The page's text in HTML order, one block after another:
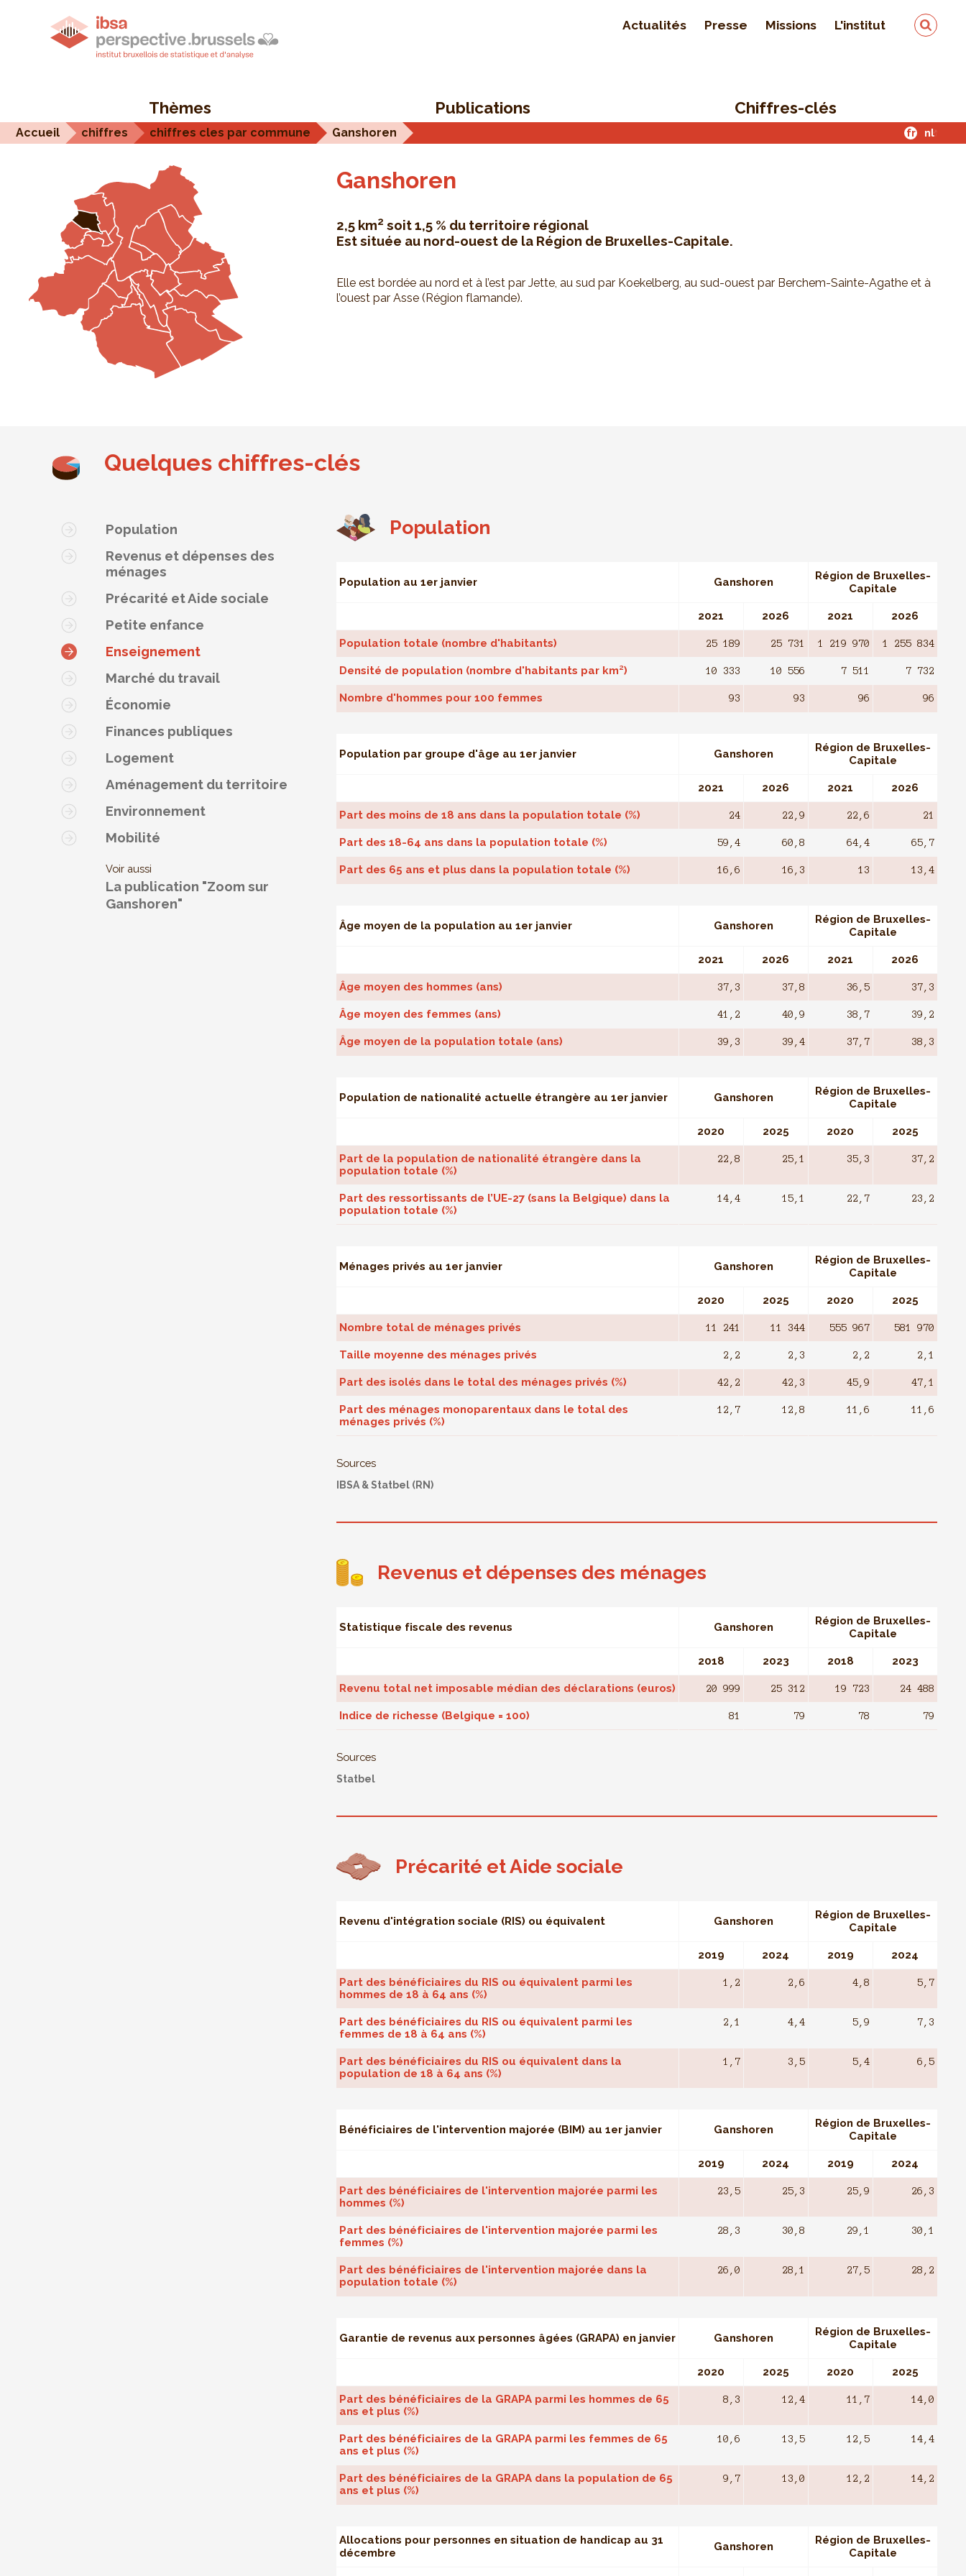
Actualités Presse Missions L'institut
Qualité & sécurité des
Thèmes Publications Chiffres-clés
Accueil chiffres chiffres cles par commune Ganshoren fr nl
Ganshoren
2,5 km2 soit 1,5 % du territoire régional
Est située au nord-ouest de la Région de Bruxelles-Capitale.
Elle est bordée au nord et à l’est par Jette, au sud par Koekelberg, au sud-ouest par Berchem-Sainte-Agathe et à
l’ouest par Asse (Région flamande).
Quelques chiffres-clés
Population
Revenus et dépenses des
ménages
Précarité et Aide sociale
Petite enfance
Enseignement
Marché du travail
Économie
Finances publiques
Logement
Aménagement du territoire
Environnement
Mobilité
Voir aussi
La publication "Zoom sur
Ganshoren"
Population
Population au 1er janvier Ganshoren
Région de Bruxelles-
Capitale
2021 2026 2021 2026
Population totale (nombre d'habitants) 25 189 25 731 1 219 970 1 255 834
Densité de population (nombre d'habitants par km²) 10 333 10 556 7 511 7 732
Nombre d'hommes pour 100 femmes 93 93 96 96
Population par groupe d'âge au 1er janvier Ganshoren
Région de Bruxelles-
Capitale
2021 2026 2021 2026
Part des moins de 18 ans dans la population totale (%) 24 22,9 22,6 21
Part des 18-64 ans dans la population totale (%) 59,4 60,8 64,4 65,7
Part des 65 ans et plus dans la population totale (%) 16,6 16,3 13 13,4
Âge moyen de la population au 1er janvier Ganshoren
Région de Bruxelles-
Capitale
2021 2026 2021 2026
Âge moyen des hommes (ans) 37,3 37,8 36,5 37,3
Âge moyen des femmes (ans) 41,2 40,9 38,7 39,2
Âge moyen de la population totale (ans) 39,3 39,4 37,7 38,3
Population de nationalité actuelle étrangère au 1er janvier Ganshoren
Région de Bruxelles-
Capitale
2020 2025 2020 2025
Part de la population de nationalité étrangère dans la
population totale (%)
22,8 25,1 35,3 37,2
Part des ressortissants de l’UE-27 (sans la Belgique) dans la
population totale (%)
14,4 15,1 22,7 23,2
Ménages privés au 1er janvier Ganshoren
Région de Bruxelles-
Capitale
2020 2025 2020 2025
Nombre total de ménages privés 11 241 11 344 555 967 581 970
Taille moyenne des ménages privés 2,2 2,3 2,2 2,1
Part des isolés dans le total des ménages privés (%) 42,2 42,3 45,9 47,1
Part des ménages monoparentaux dans le total des
ménages privés (%)
12,7 12,8 11,6 11,6
Sources
IBSA & Statbel (RN)
Revenus et dépenses des ménages
Statistique fiscale des revenus Ganshoren
Région de Bruxelles-
Capitale
2018 2023 2018 2023
Revenu total net imposable médian des déclarations (euros) 20 999 25 312 19 723 24 488
Indice de richesse (Belgique = 100) 81 79 78 79
Sources
Statbel
Précarité et Aide sociale
Revenu d'intégration sociale (RIS) ou équivalent Ganshoren
Région de Bruxelles-
Capitale
2019 2024 2019 2024
Part des bénéficiaires du RIS ou équivalent parmi les
hommes de 18 à 64 ans (%)
1,2 2,6 4,8 5,7
Part des bénéficiaires du RIS ou équivalent parmi les
femmes de 18 à 64 ans (%)
2,1 4,4 5,9 7,3
Part des bénéficiaires du RIS ou équivalent dans la
population de 18 à 64 ans (%)
1,7 3,5 5,4 6,5
Bénéficiaires de l'intervention majorée (BIM) au 1er janvier Ganshoren
Région de Bruxelles-
Capitale
2019 2024 2019 2024
Part des bénéficiaires de l'intervention majorée parmi les
hommes (%)
23,5 25,3 25,9 26,3
Part des bénéficiaires de l'intervention majorée parmi les
femmes (%)
28,3 30,8 29,1 30,1
Part des bénéficiaires de l'intervention majorée dans la
population totale (%)
26,0 28,1 27,5 28,2
Garantie de revenus aux personnes âgées (GRAPA) en janvier Ganshoren
Région de Bruxelles-
Capitale
2020 2025 2020 2025
Part des bénéficiaires de la GRAPA parmi les hommes de 65
ans et plus (%)
8,3 12,4 11,7 14,0
Part des bénéficiaires de la GRAPA parmi les femmes de 65
ans et plus (%)
10,6 13,5 12,5 14,4
Part des bénéficiaires de la GRAPA dans la population de 65
ans et plus (%)
9,7 13,0 12,2 14,2
Allocations pour personnes en situation de handicap au 31
décembre
Ganshoren
Région de Bruxelles-
Capitale